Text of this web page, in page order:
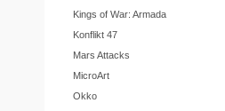
Kings of War: Armada
Konflikt 47
Mars Attacks
MicroArt
Okko